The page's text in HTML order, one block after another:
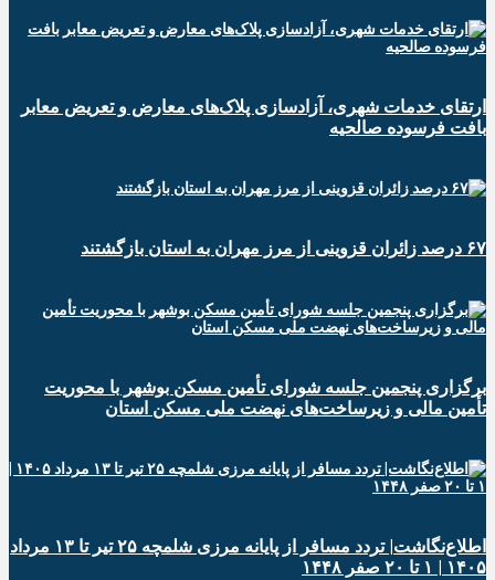
ارتقای خدمات شهری، آزادسازی پلاک‌های معارض و تعریض معابر
بافت فرسوده صالحیه
۶۷ درصد زائران قزوینی از مرز مهران به استان بازگشتند
برگزاری پنجمین جلسه شورای تأمین مسکن بوشهر با محوریت
تأمین مالی و زیرساخت‌های نهضت ملی مسکن استان
اطلاع‌نگاشت| تردد مسافر از پایانه‌ مرزی شلمچه ۲۵ تیر تا ۱۳ مرداد
۱۴۰۵ | ۱ تا ۲۰ صفر ۱۴۴۸